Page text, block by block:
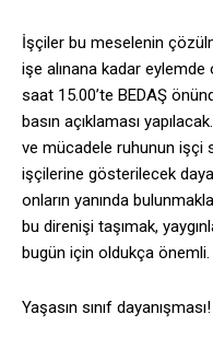
İşçiler bu meselenin
işe alınana kadar eylemde
saat 15.00’te BEDAŞ
basın açıklaması
ve mücadele ruhunun işçi
işçilerine gösterilecek
onların yanında
bu direnişi taşımak,
bugün için oldukça önemli.
Yaşasın sınıf dayanışması!